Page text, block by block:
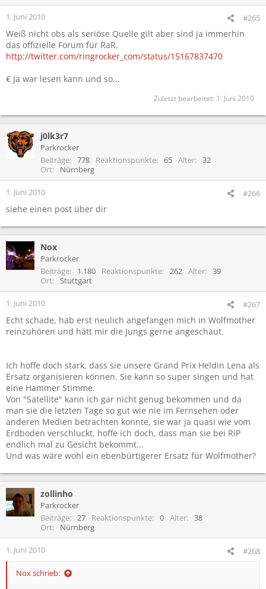
1. Juni 2010 #265
Weiß nicht obs als seriöse Quelle gilt aber sind ja immerhin
das offizielle Forum für RaR.
http://twitter.com/ringrocker_com/status/15167837470
€ Ja war lesen kann und so...
Zuletzt bearbeitet: 1. Juni 2010
j0lk3r7
Parkrocker
Beiträge
778 Reaktionspunkte 65 Alter
32
Ort
Nürnberg
1. Juni 2010 #266
siehe einen post über dir
Nox
Parkrocker
Beiträge
1.180 Reaktionspunkte 262 Alter
39
Ort
Stuttgart
1. Juni 2010 #267
Echt schade, hab erst neulich angefangen mich in Wolfmother
reinzuhören und hätt mir die Jungs gerne angeschaut.
Ich hoffe doch stark, dass sie unsere Grand Prix Heldin Lena als
Ersatz organisieren können. Sie kann so super singen und hat
eine Hammer Stimme.
Von "Satellite" kann ich gar nicht genug bekommen und da
man sie die letzten Tage so gut wie nie im Fernsehen oder
anderen Medien betrachten konnte, sie war ja quasi wie vom
Erdboden verschluckt, hoffe ich doch, dass man sie bei RiP
endlich mal zu Gesicht bekommt...
Und was wäre wohl ein ebenbürtigerer Ersatz für Wolfmother?
zollinho
Parkrocker
Beiträge
27 Reaktionspunkte 0 Alter
38
Ort
Nürnberg
1. Juni 2010 #268
Nox schrieb: